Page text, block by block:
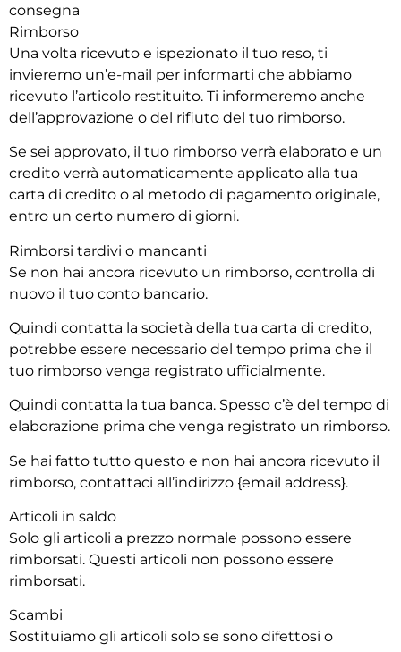
consegna
Rimborso
Una volta ricevuto e ispezionato il tuo reso, ti
invieremo un’e-mail per informarti che abbiamo
ricevuto l’articolo restituito. Ti informeremo anche
dell’approvazione o del rifiuto del tuo rimborso.
Se sei approvato, il tuo rimborso verrà elaborato e un
credito verrà automaticamente applicato alla tua
carta di credito o al metodo di pagamento originale,
entro un certo numero di giorni.
Rimborsi tardivi o mancanti
Se non hai ancora ricevuto un rimborso, controlla di
nuovo il tuo conto bancario.
Quindi contatta la società della tua carta di credito,
potrebbe essere necessario del tempo prima che il
tuo rimborso venga registrato ufficialmente.
Quindi contatta la tua banca. Spesso c’è del tempo di
elaborazione prima che venga registrato un rimborso.
Se hai fatto tutto questo e non hai ancora ricevuto il
rimborso, contattaci all’indirizzo {email address}.
Articoli in saldo
Solo gli articoli a prezzo normale possono essere
rimborsati. Questi articoli non possono essere
rimborsati.
Scambi
Sostituiamo gli articoli solo se sono difettosi o